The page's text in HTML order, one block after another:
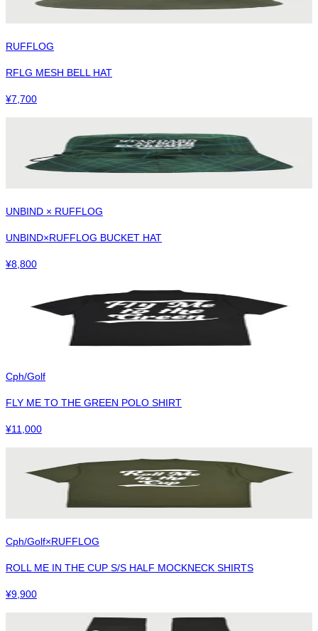
RUFFLOG
RFLG MESH BELL HAT
¥7,700
UNBIND × RUFFLOG
UNBIND×RUFFLOG BUCKET HAT
¥8,800
Cph/Golf
FLY ME TO THE GREEN POLO SHIRT
¥11,000
Cph/Golf×RUFFLOG
ROLL ME IN THE CUP S/S HALF MOCKNECK SHIRTS
¥9,900